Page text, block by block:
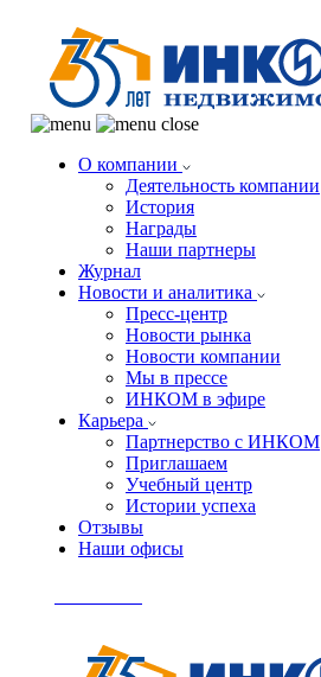
О компании
Деятельность компании
История
Награды
Наши партнеры
Журнал
Новости и аналитика
Пресс-центр
Новости рынка
Новости компании
Мы в прессе
ИНКОМ в эфире
Карьера
Партнерство с ИНКОМ
Приглашаем
Учебный центр
Истории успеха
Отзывы
Наши офисы